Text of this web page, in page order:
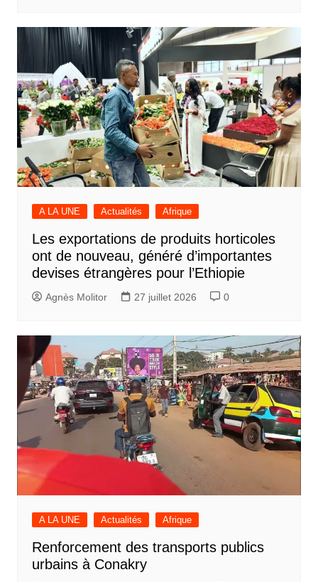
A LA UNE Actualités Afrique
Les exportations de produits horticoles
ont de nouveau, généré d’importantes
devises étrangères pour l’Ethiopie
Agnès Molitor 27 juillet 2026 0
A LA UNE Actualités Afrique
Renforcement des transports publics
urbains à Conakry